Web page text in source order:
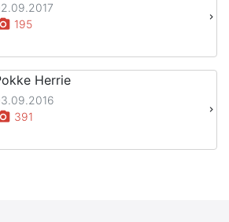
195
keyboard_arrow_right
Herrie
391
keyboard_arrow_right